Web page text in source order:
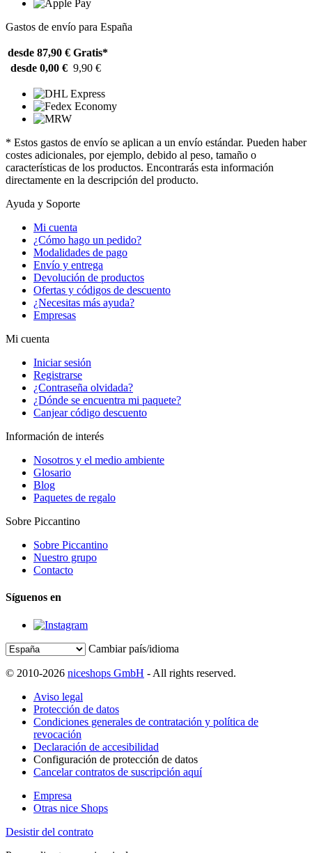
Gastos de envío para España
desde 87,90 € Gratis*
desde 0,00 € 9,90 €
* Estos gastos de envío se aplican a un envío estándar. Pueden haber
costes adicionales, por ejemplo, debido al peso, tamaño o
características de los productos. Encontrarás esta información
directamente en la descripción del producto.
Ayuda y Soporte
Mi cuenta
¿Cómo hago un pedido?
Modalidades de pago
Envío y entrega
Devolución de productos
Ofertas y códigos de descuento
¿Necesitas más ayuda?
Empresas
Mi cuenta
Iniciar sesión
Registrarse
¿Contraseña olvidada?
¿Dónde se encuentra mi paquete?
Canjear código descuento
Información de interés
Nosotros y el medio ambiente
Glosario
Blog
Paquetes de regalo
Sobre Piccantino
Sobre Piccantino
Nuestro grupo
Contacto
Síguenos en
Cambiar país/idioma
© 2010-2026 niceshops GmbH - All rights reserved.
Aviso legal
Protección de datos
Condiciones generales de contratación y política de
revocación
Declaración de accesibilidad
Configuración de protección de datos
Cancelar contratos de suscripción aquí
Empresa
Otras nice Shops
Desistir del contrato